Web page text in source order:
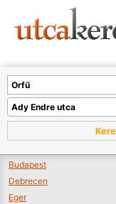
Budapest
Debrecen
Eger
A térképet kicsinyíteni
Boltok látszódjanak >>